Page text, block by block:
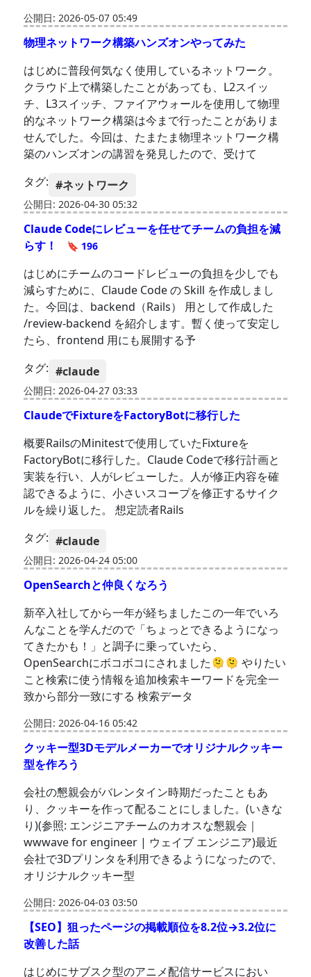
公開日: 2026-05-07 05:49
物理ネットワーク構築ハンズオンやってみた
はじめに普段何気なく使用しているネットワーク。
クラウド上で構築したことがあっても、L2スイッ
チ、L3スイッチ、ファイアウォールを使用して物理
的なネットワーク構築は今まで行ったことがありま
せんでした。今回は、たまたま物理ネットワーク構
築のハンズオンの講習を発見したので、受けて
タグ: #ネットワーク
公開日: 2026-04-30 05:32
Claude Codeにレビューを任せてチームの負担を減
らす！
🔖 196
はじめにチームのコードレビューの負担を少しでも
減らすために、Claude Code の Skill を作成しまし
た。今回は、backend（Rails） 用として作成した
/review-backend を紹介します。暫く使って安定し
たら、frontend 用にも展開する予
タグ: #claude
公開日: 2026-04-27 03:33
ClaudeでFixtureをFactoryBotに移行した
概要RailsのMinitestで使用していたFixtureを
FactoryBotに移行した。Claude Codeで移行計画と
実装を行い、人がレビューした。人が修正内容を確
認できるように、小さいスコープを修正するサイク
ルを繰り返した。 想定読者Rails
タグ: #claude
公開日: 2026-04-24 05:00
OpenSearchと仲良くなろう
新卒入社してから一年が経ちましたこの一年でいろ
んなことを学んだので「ちょっとできるようになっ
てきたかも！」と調子に乗っていたら、
OpenSearchにボコボコにされました🫠🫠 やりたい
こと検索に使う情報を追加検索キーワードを完全一
致から部分一致にする 検索データ
公開日: 2026-04-16 05:42
クッキー型3Dモデルメーカーでオリジナルクッキー
型を作ろう
会社の懇親会がバレンタイン時期だったこともあ
り、クッキーを作って配ることにしました。(いきな
り)(参照: エンジニアチームのカオスな懇親会｜
wwwave for engineer | ウェイブ エンジニア)最近
会社で3Dプリンタを利用できるようになったので、
オリジナルクッキー型
公開日: 2026-04-03 03:50
【SEO】狙ったページの掲載順位を8.2位→3.2位に
改善した話
はじめにサブスク型のアニメ配信サービスにおい